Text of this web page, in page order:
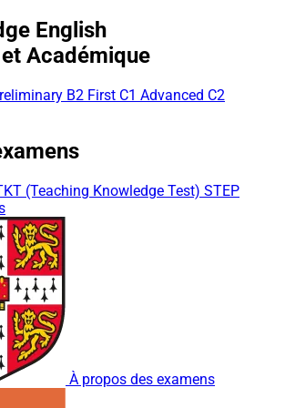
English
Académique
B2 First C1 Advanced C2
(Teaching Knowledge Test) STEP
À propos des examens